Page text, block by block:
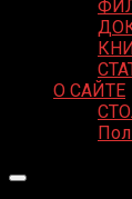
О САЙТЕ